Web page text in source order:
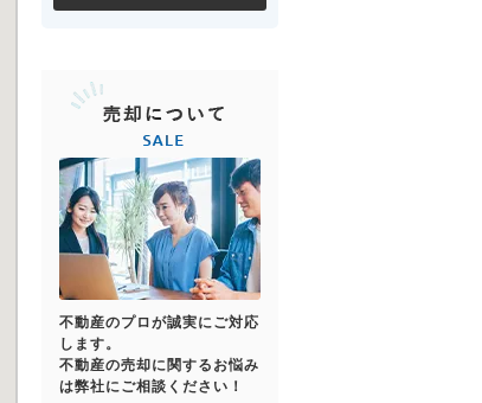
不動産のプロが誠実にご対応
します。
不動産の売却に関するお悩み
は弊社にご相談ください！